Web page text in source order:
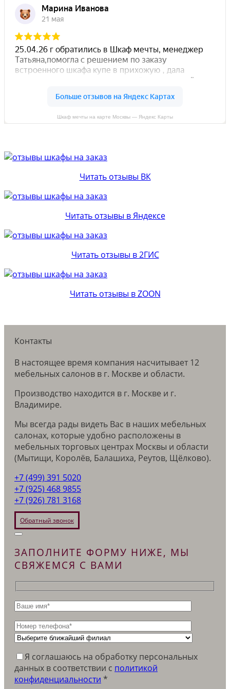
Шкаф мечты на карте Москвы — Яндекс Карты
Читать отзывы ВК
Читать отзывы в Яндексе
Читать отзывы в 2ГИС
Читать отзывы в ZOON
Контакты
В настоящее время компания насчитывает 12
мебельных салонов в г. Москве и области.
Производство находится в г. Москве и г.
Владимире.
Мы всегда рады видеть Вас в наших мебельных
салонах, которые удобно расположены в
мебельных торговых центрах Москвы и области
(Мытищи, Королёв, Балашиха, Реутов, Щёлково).
+7 (499) 391 5020
+7 (925) 468 9855
+7 (926) 781 3168
Обратный звонок
ЗАПОЛНИТЕ ФОРМУ НИЖЕ, МЫ
СВЯЖЕМСЯ С ВАМИ
Я соглашаюсь на обработку персональных
данных в соответствии c политикой
конфиденциальности *